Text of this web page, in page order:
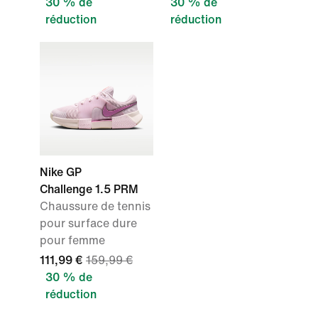
30 % de
réduction
30 % de
réduction
Nike GP
Challenge 1.5 PRM
Chaussure de tennis
pour surface dure
pour femme
111,99 € 159,99 €
30 % de
réduction